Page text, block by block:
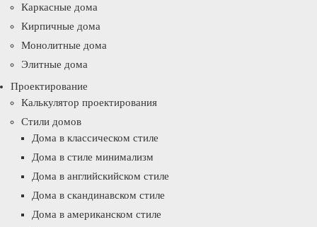
Каркасные дома
Кирпичные дома
Монолитные дома
Элитные дома
Проектирование
Калькулятор проектирования
Стили домов
Дома в классическом стиле
Дома в стиле минимализм
Дома в английскийском стиле
Дома в скандинавском стиле
Дома в американском стиле